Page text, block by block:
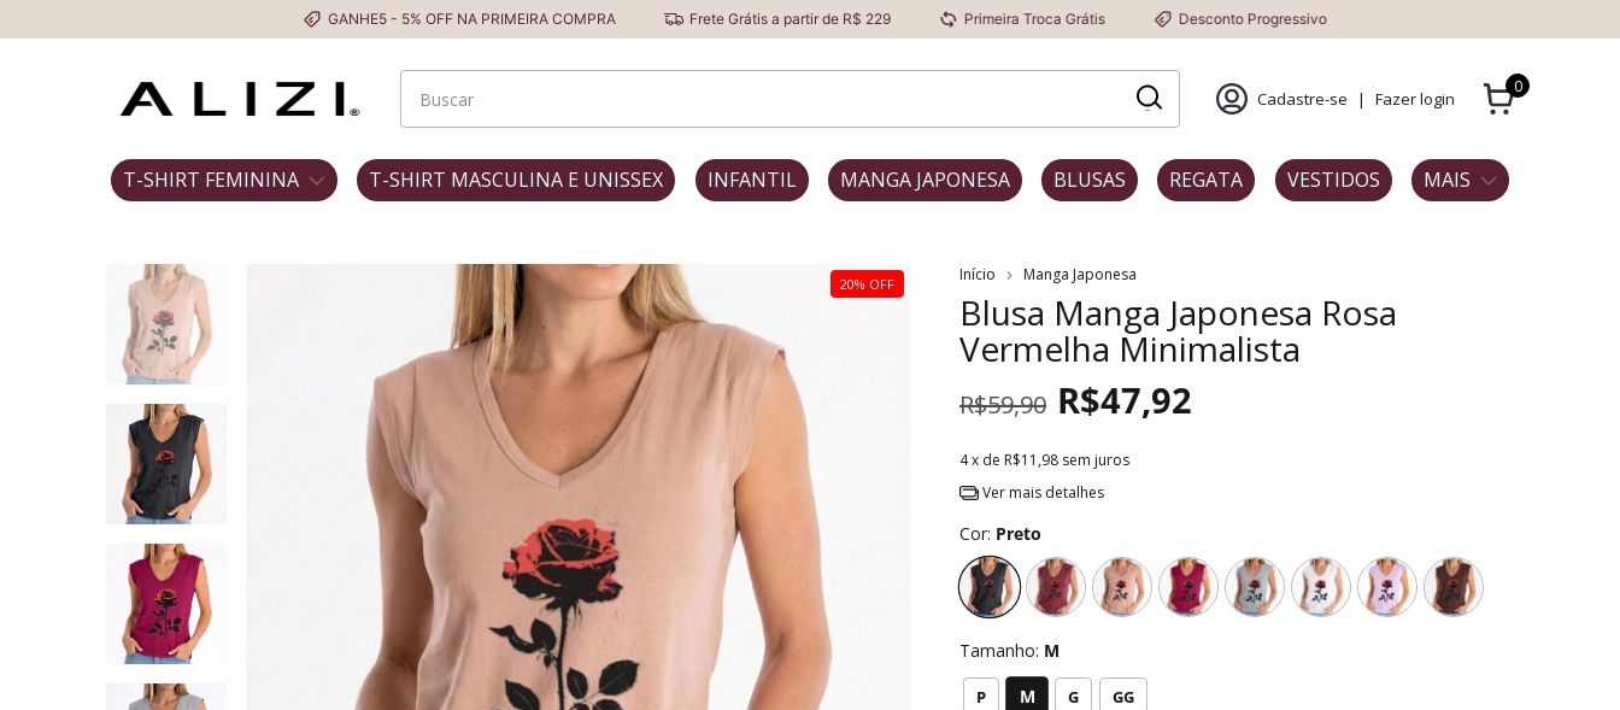
GANHE5 - 5% OFF NA PRIMEIRA COMPRA Frete Grátis a partir de R$ 229 Primeira Troca Grátis Desconto Progressivo
Cadastre-se | Fazer login
0
T-SHIRT FEMININA T-SHIRT MASCULINA E UNISSEX INFANTIL MANGA JAPONESA BLUSAS REGATA VESTIDOS MAIS
20% OFF Início Manga Japonesa
Blusa Manga Japonesa Rosa
Vermelha Minimalista
R$59,90 R$47,92
4x de R$11,98 sem juros
Ver mais detalhes
Cor: Preto
Tamanho: M
P M G GG